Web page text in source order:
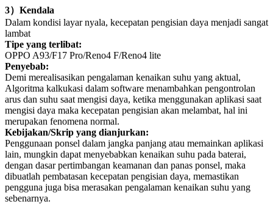
3） Kendala
Dalam kondisi layar nyala, kecepatan pengisian daya menjadi sangat
lambat
Tipe yang terlibat:
OPPO A93/F17 Pro/Reno4 F/Reno4 lite
Penyebab:
Demi merealisasikan pengalaman kenaikan suhu yang aktual,
Algoritma kalkukasi dalam software menambahkan pengontrolan
arus dan suhu saat mengisi daya, ketika menggunakan aplikasi saat
mengisi daya maka kecepatan pengisian akan melambat, hal ini
merupakan fenomena normal.
Kebijakan/Skrip yang dianjurkan:
Penggunaan ponsel dalam jangka panjang atau memainkan aplikasi
lain, mungkin dapat menyebabkan kenaikan suhu pada baterai,
dengan dasar pertimbangan keamanan dan panas ponsel, maka
dibuatlah pembatasan kecepatan pengisian daya, memastikan
pengguna juga bisa merasakan pengalaman kenaikan suhu yang
sebenarnya.